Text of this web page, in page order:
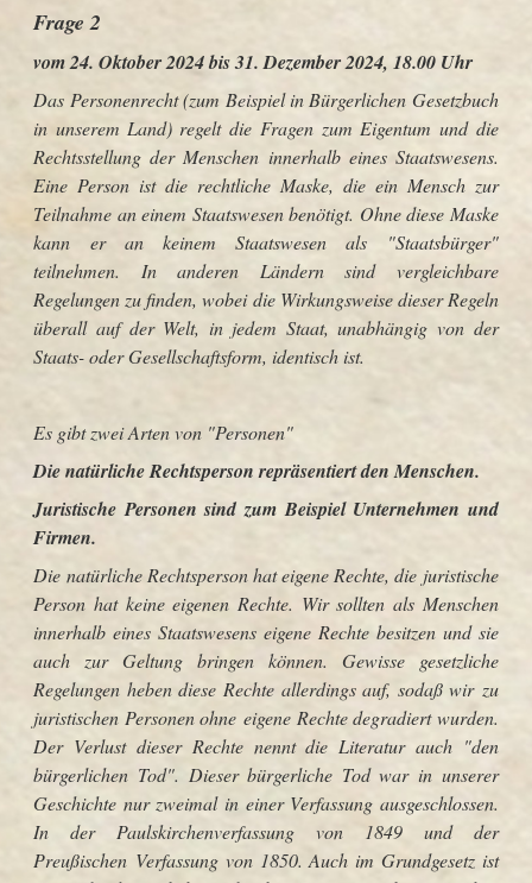
Frage 2
vom 24. Oktober 2024 bis 31. Dezember 2024, 18.00 Uhr
Das Personenrecht (zum Beispiel in Bürgerlichen Gesetzbuch
in unserem Land) regelt die Fragen zum Eigentum und die
Rechtsstellung der Menschen innerhalb eines Staatswesens.
Eine Person ist die rechtliche Maske, die ein Mensch zur
Teilnahme an einem Staatswesen benötigt. Ohne diese Maske
kann er an keinem Staatswesen als "Staatsbürger"
teilnehmen. In anderen Ländern sind vergleichbare
Regelungen zu finden, wobei die Wirkungsweise dieser Regeln
überall auf der Welt, in jedem Staat, unabhängig von der
Staats- oder Gesellschaftsform, identisch ist.
Es gibt zwei Arten von "Personen"
Die natürliche Rechtsperson repräsentiert den Menschen.
Juristische Personen sind zum Beispiel Unternehmen und
Firmen.
Die natürliche Rechtsperson hat eigene Rechte, die juristische
Person hat keine eigenen Rechte. Wir sollten als Menschen
innerhalb eines Staatswesens eigene Rechte besitzen und sie
auch zur Geltung bringen können. Gewisse gesetzliche
Regelungen heben diese Rechte allerdings auf, sodaß wir zu
juristischen Personen ohne eigene Rechte degradiert wurden.
Der Verlust dieser Rechte nennt die Literatur auch "den
bürgerlichen Tod". Dieser bürgerliche Tod war in unserer
Geschichte nur zweimal in einer Verfassung ausgeschlossen.
In der Paulskirchenverfassung von 1849 und der
Preußischen Verfassung von 1850. Auch im Grundgesetz ist